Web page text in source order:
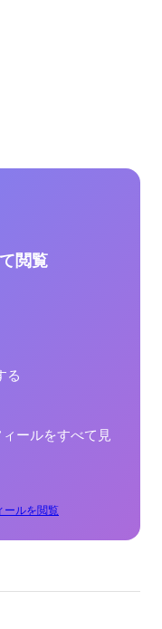
閲覧
る
ールをすべて見
ールを閲覧